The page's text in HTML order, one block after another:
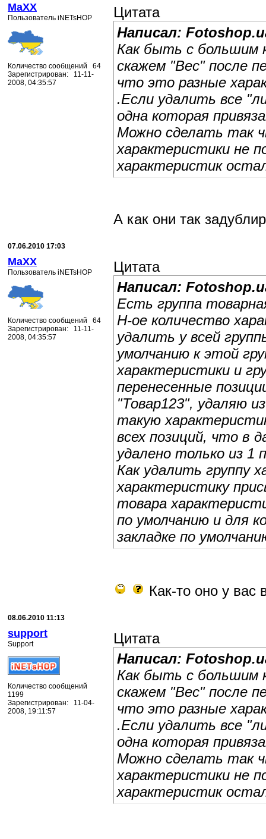
MaXX
Пользователь iNETsHOP
Количество сообщений 64
Зарегистрирован: 11-11-
2008, 04:35:57
Цитата
Написал:
Как быть с большим
скажем "Вес" после
что это разные
.Если удалить все
одна которая
Можно сделать так
характеристики не
характеристик
А как они так
07.06.2010 17:03
MaXX
Пользователь iNETsHOP
Количество сообщений 64
Зарегистрирован: 11-11-
2008, 04:35:57
Цитата
Написал:
Есть группа
Н-ое количество
удалить у всей
умолчанию к этой
характеристики и
перенесенные
"Товар123", удаляю
такую
всех позиций, что в
удалено только из 1
Как удалить группу
характеристику
товара
по умолчанию и для
закладке по
Как-то оно у вас
08.06.2010 11:13
support
Support
Количество сообщений
1199
Зарегистрирован: 11-04-
2008, 19:11:57
Цитата
Написал:
Как быть с большим
скажем "Вес" после
что это разные
.Если удалить все
одна которая
Можно сделать так
характеристики не
характеристик